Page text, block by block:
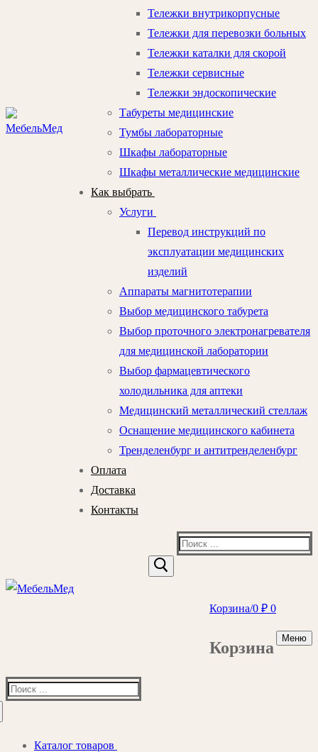
Тележки внутрикорпусные
Тележки для перевозки больных
Тележки каталки для скорой
Тележки сервисные
Тележки эндоскопические
Табуреты медицинские
Тумбы лабораторные
Шкафы лабораторные
Шкафы металлические медицинские
Как выбрать
Услуги
Перевод инструкций по
эксплуатации медицинских
изделий
Аппараты магнитотерапии
Выбор медицинского табурета
Выбор проточного электронагревателя
для медицинской лаборатории
Выбор фармацевтического
холодильника для аптеки
Медицинский металлический стеллаж
Оснащение медицинского кабинета
Тренделенбург и антитренделенбург
Оплата
Доставка
Контакты
Найти:
Корзина/0 ₽ 0
Корзина
Меню
Найти:
Каталог товаров